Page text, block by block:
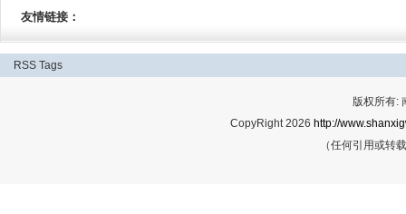
友情链接：
RSS Tags
版权所有:
CopyRight 2026 http://
（任何引用或转